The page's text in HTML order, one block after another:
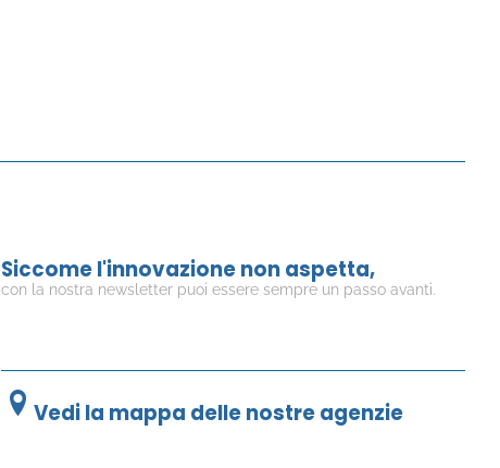
Siccome l'innovazione non aspetta,
con la nostra newsletter puoi essere sempre un passo avanti.
Vedi la mappa delle nostre agenzie